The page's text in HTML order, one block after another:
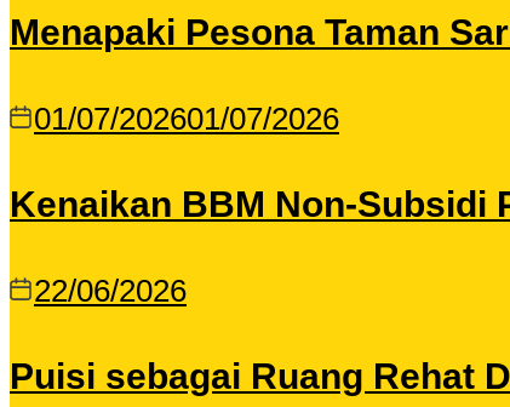
Menapaki Pesona Taman
01/07/202601/07/2026
Kenaikan BBM Non-Subsidi
22/06/2026
Puisi sebagai Ruang Rehat